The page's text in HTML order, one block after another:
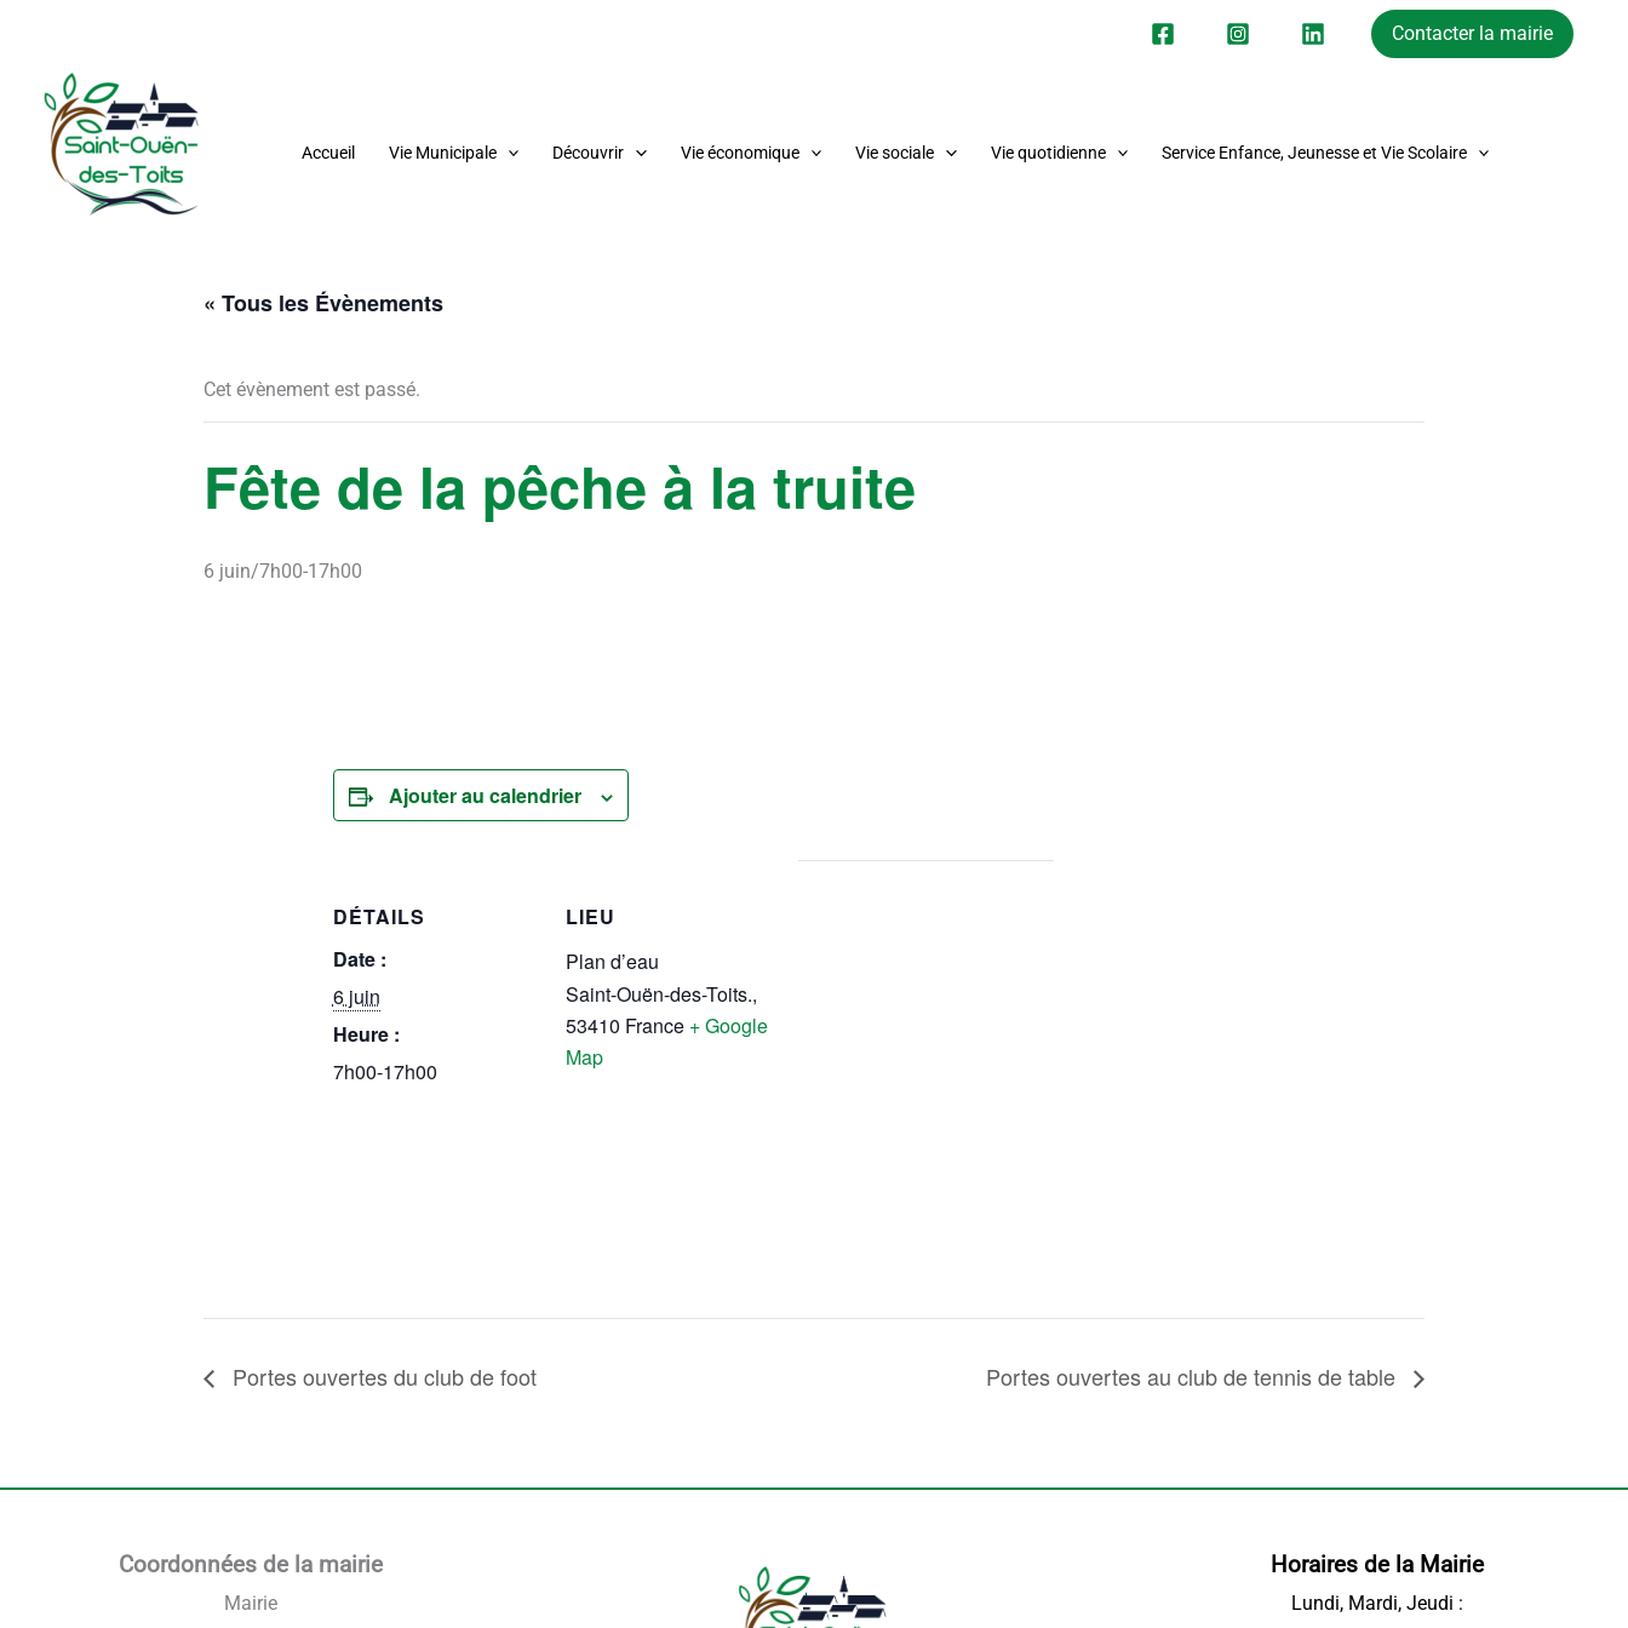
contenu
Contacter la mairie
Accueil Vie Municipale Découvrir Vie économique Vie sociale Vie quotidienne Service Enfance, Jeunesse et Vie Scolaire
« Tous les Évènements
Cet évènement est passé.
Fête de la pêche à la truite
6 juin/7h00-17h00
Ajouter au calendrier
DÉTAILS
Date :
6 juin
Heure :
7h00-17h00
LIEU
Plan d’eau
Saint-Ouën-des-Toits.,
53410 France + Google
Map
Portes ouvertes du club de foot Portes ouvertes au club de tennis de table
Coordonnées de la mairie
Mairie
Horaires de la Mairie
Lundi, Mardi, Jeudi :